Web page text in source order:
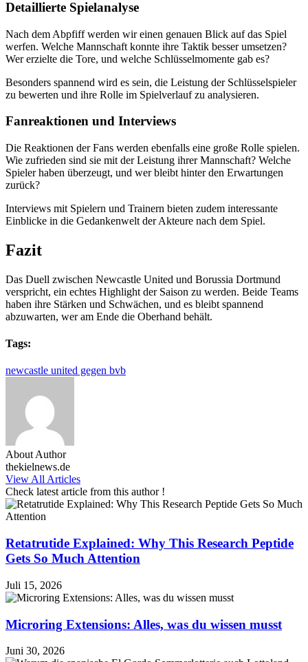
Detaillierte Spielanalyse
Nach dem Abpfiff werden wir einen genauen Blick auf das Spiel
werfen. Welche Mannschaft konnte ihre Taktik besser umsetzen?
Wer erzielte die Tore, und welche Schlüsselmomente gab es?
Besonders spannend wird es sein, die Leistung der Schlüsselspieler
zu bewerten und ihre Rolle im Spielverlauf zu analysieren.
Fanreaktionen und Interviews
Die Reaktionen der Fans werden ebenfalls eine große Rolle spielen.
Wie zufrieden sind sie mit der Leistung ihrer Mannschaft? Welche
Spieler haben überzeugt, und wer bleibt hinter den Erwartungen
zurück?
Interviews mit Spielern und Trainern bieten zudem interessante
Einblicke in die Gedankenwelt der Akteure nach dem Spiel.
Fazit
Das Duell zwischen Newcastle United und Borussia Dortmund
verspricht, ein echtes Highlight der Saison zu werden. Beide Teams
haben ihre Stärken und Schwächen, und es bleibt spannend
abzuwarten, wer am Ende die Oberhand behält.
Tags:
newcastle united gegen bvb
About Author
thekielnews.de
View All Articles
Check latest article from this author !
Retatrutide Explained: Why This Research Peptide
Gets So Much Attention
Juli 15, 2026
Microring Extensions: Alles, was du wissen musst
Juni 30, 2026